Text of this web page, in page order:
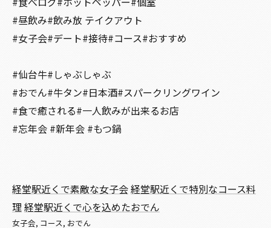
#昼飲み#飲み放 テイクアウト
#女子会#デート#接待#コース#おすすめ
#仙台牛#しゃぶしゃぶ
#おでん#牛タン#日本酒#スパークリングワイン
#食で癒される#一人飲みが出来るお店
#忘年会 #新年会 #もつ鍋
経堂駅近くで素敵な女子会経堂駅近くで特別なコース料
理経堂駅近くで心を込めたおでん
女子会 コース おでん